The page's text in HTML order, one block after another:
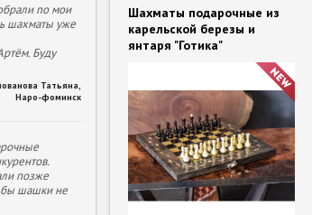
по мои
шахматы уже
Буду
Татьяна
Наро-фоминск
позже
бы шашки не
Шахматы подарочные из
карельской березы и
янтаря "Готика"